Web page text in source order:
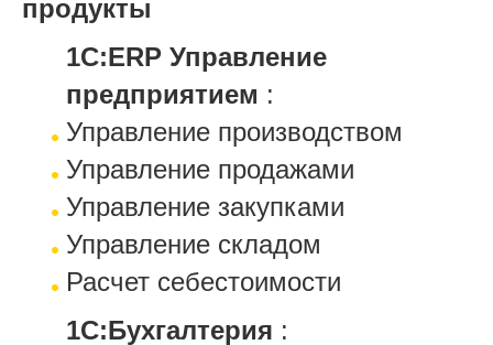
продукты
1С:ERP Управление
предприятием :
Управление производством
Управление продажами
Управление закупками
Управление складом
Расчет себестоимости
1С:Бухгалтерия :